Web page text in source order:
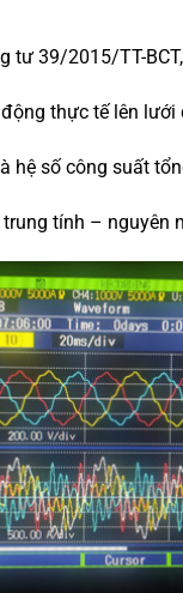
39/2015/TT-
thực tế lên lưới
hệ số công suất
tính – nguyên